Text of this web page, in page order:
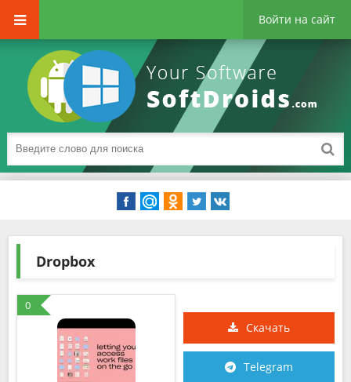
Войти на сайт
Dropbox
0
Скачать
Telegram